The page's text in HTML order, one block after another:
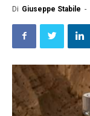
Di Giuseppe Stabile -